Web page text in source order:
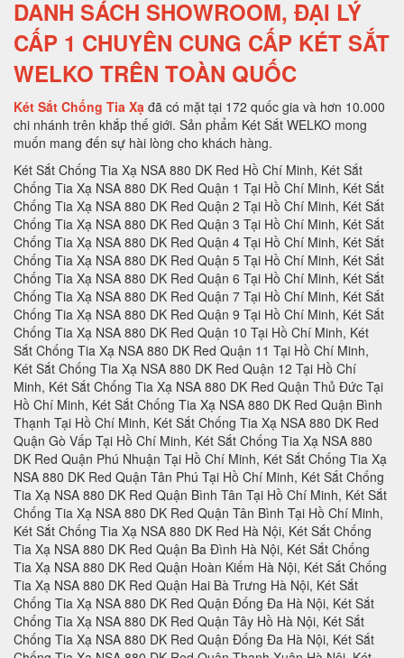
DANH SÁCH SHOWROOM, ĐẠI LÝ
CẤP 1 CHUYÊN CUNG CẤP KÉT SẮT
WELKO TRÊN TOÀN QUỐC
Két Sắt Chống Tia Xạ đã có mặt tại 172 quốc gia và hơn 10.000
chi nhánh trên khắp thế giới. Sản phẩm Két Sắt WELKO mong
muốn mang đến sự hài lòng cho khách hàng.
Két Sắt Chống Tia Xạ NSA 880 DK Red Hồ Chí Minh, Két Sắt Chống Tia Xạ NSA 880 DK Red Quận 1 Tại Hồ Chí Minh, Két Sắt Chống Tia Xạ NSA 880 DK Red Quận 2 Tại Hồ Chí Minh, Két Sắt Chống Tia Xạ NSA 880 DK Red Quận 3 Tại Hồ Chí Minh, Két Sắt Chống Tia Xạ NSA 880 DK Red Quận 4 Tại Hồ Chí Minh, Két Sắt Chống Tia Xạ NSA 880 DK Red Quận 5 Tại Hồ Chí Minh, Két Sắt Chống Tia Xạ NSA 880 DK Red Quận 6 Tại Hồ Chí Minh, Két Sắt Chống Tia Xạ NSA 880 DK Red Quận 7 Tại Hồ Chí Minh, Két Sắt Chống Tia Xạ NSA 880 DK Red Quận 9 Tại Hồ Chí Minh, Két Sắt Chống Tia Xạ NSA 880 DK Red Quận 10 Tại Hồ Chí Minh, Két Sắt Chống Tia Xạ NSA 880 DK Red Quận 11 Tại Hồ Chí Minh, Két Sắt Chống Tia Xạ NSA 880 DK Red Quận 12 Tại Hồ Chí Minh, Két Sắt Chống Tia Xạ NSA 880 DK Red Quận Thủ Đức Tại Hồ Chí Minh, Két Sắt Chống Tia Xạ NSA 880 DK Red Quận Bình Thạnh Tại Hồ Chí Minh, Két Sắt Chống Tia Xạ NSA 880 DK Red Quận Gò Vấp Tại Hồ Chí Minh, Két Sắt Chống Tia Xạ NSA 880 DK Red Quận Phú Nhuận Tại Hồ Chí Minh, Két Sắt Chống Tia Xạ NSA 880 DK Red Quận Tân Phú Tại Hồ Chí Minh, Két Sắt Chống Tia Xạ NSA 880 DK Red Quận Bình Tân Tại Hồ Chí Minh, Két Sắt Chống Tia Xạ NSA 880 DK Red Quận Tân Bình Tại Hồ Chí Minh, Két Sắt Chống Tia Xạ NSA 880 DK Red Hà Nội, Két Sắt Chống Tia Xạ NSA 880 DK Red Quận Ba Đình Hà Nội, Két Sắt Chống Tia Xạ NSA 880 DK Red Quận Hoàn Kiếm Hà Nội, Két Sắt Chống Tia Xạ NSA 880 DK Red Quận Hai Bà Trưng Hà Nội, Két Sắt Chống Tia Xạ NSA 880 DK Red Quận Đống Đa Hà Nội, Két Sắt Chống Tia Xạ NSA 880 DK Red Quận Tây Hồ Hà Nội, Két Sắt Chống Tia Xạ NSA 880 DK Red Quận Đống Đa Hà Nội, Két Sắt Chống Tia Xạ NSA 880 DK Red Quận Thanh Xuân Hà Nội, Két Sắt Chống Tia Xạ NSA 880 DK Red Quận Hoàng Mai Hà Nội, Két Sắt Chống Tia Xạ NSA 880 DK Red Quận Long Biên Hà Nội, Két Sắt Chống Tia Xạ NSA 880 DK Red Quận Đống Đa Hà Nội, Két Sắt Chống Tia Xạ NSA 880 DK Red Huyện Thanh Trì Hà Nội, Két Sắt Chống Tia Xạ NSA 880 DK Red Huyện Gia Lâm Hà Nội, Két Sắt Chống Tia Xạ NSA 880 DK Red Huyện Đông Anh Hà Nội, Két Sắt Chống Tia Xạ NSA 880 DK Red Huyện Sóc Sơn Hà Nội, Két Sắt Chống Tia Xạ NSA 880 DK Red Quận Hà Đông Hà Nội, Két Sắt Chống Tia Xạ NSA 880 DK Red Thị xã Sơn Tây Hà Nội, Két Sắt Chống Tia Xạ NSA 880 DK Red Huyện Ba Vì Hà Nội, Két Sắt Chống Tia Xạ NSA 880 DK Red Huyện Phúc Thọ Hà Nội, Két Sắt Chống Tia Xạ NSA 880 DK Red Huyện Thạch Thất Hà Nội, Két Sắt Chống Tia Xạ NSA 880 DK Red Huyện Quốc Oai Hà Nội, Két Sắt Chống Tia Xạ NSA 880 DK Red Huyện Chương Mỹ Hà Nội, Két Sắt Chống Tia Xạ NSA 880 DK Red Huyện Đan Phượng Hà Nội, Két Sắt Chống Tia Xạ NSA 880 DK Red Huyện Hoài Đức Hà Nội, Két Sắt Chống Tia Xạ NSA 880 DK Red Huyện Thanh Oai Hà Nội, Két Sắt Chống Tia Xạ NSA 880 DK Red Huyện Mỹ Đức Hà Nội, Két Sắt Chống Tia Xạ NSA 880 DK Red Huyện Ứng Hoà Hà Nội, Két Sắt Chống Tia Xạ NSA 880 DK Red Huyện Thường Tín Hà Nội, Két Sắt Chống Tia Xạ NSA 880 DK Red Huyện Phú Xuyên Hà Nội, Két Sắt Chống Tia Xạ NSA 880 DK Red Huyện Mê Linh Hà Nội, Két Sắt Chống Tia Xạ NSA 880 DK Red Quận Nam Từ Liên Hà Nội, Két Sắt Chống Tia Xạ NSA 880 DK Red An Giang, Két Sắt Chống Tia Xạ NSA 880 DK Red Thành phố Long Xuyên Tỉnh An Giang, Két Sắt Chống Tia Xạ NSA 880 DK Red Thành phố Châu Đốc Tỉnh An Giang, Két Sắt Chống Tia Xạ NSA 880 DK Red Huyện An Phú Tỉnh An Giang, Két Sắt Chống Tia Xạ NSA 880 DK Red Thị xã Tân Châu, Két Sắt Chống Tia Xạ NSA 880 DK Red Huyện Phú Tân, Két Sắt Chống Tia Xạ NSA 880 DK Red Huyện Châu Phú, Két Sắt Chống Tia Xạ NSA 880 DK Red Huyện Tịnh Biên, Két Sắt Chống Tia Xạ NSA 880 DK Red Huyện Tri Tôn, Két Sắt Chống Tia Xạ NSA 880 DK Red Huyện Châu Thành Tỉnh An Giang, Két Sắt Chống Tia Xạ NSA 880 DK Red Huyện Chợ Mới Tỉnh An Giang, Két Sắt Chống Tia Xạ NSA 880 DK Red Huyện Thoại Sơn Tỉnh An Giang, Két Sắt Chống Tia Xạ NSA 880 DK Red Vũng Tàu, Két Sắt Chống Tia Xạ NSA 880 DK Red Thành phố Vũng Tàu Tại Bà Rịa - Vũng Tàu, Két Sắt Chống Tia Xạ NSA 880 DK Red Thành phố Bà Rịa Tại Bà Rịa - Vũng Tàu, Két Sắt Chống Tia Xạ NSA 880 DK Red Huyện Châu Đức Tại Bà Rịa - Vũng Tàu, Két Sắt Chống Tia Xạ NSA 880 DK Red Huyện Xuyên Mộc Tại Bà Rịa - Vũng Tàu, Két Sắt Chống Tia Xạ NSA 880 DK Red Huyện Long Điền Tại Bà Rịa - Két Sắt Chống Tia Xạ NSA 880 DK Red Cần Thơ, Két Sắt Chống Tia Xạ NSA 880 DK Red Tại Thành phố Cần Thơ Tỉnh Cần Thơ, Két Sắt Chống Tia Xạ NSA 880 DK Red Tại Quận Ninh Kiều Tỉnh Cần Thơ, Két Sắt Chống Tia Xạ NSA 880 DK Red Tại Quận Ô Môn Tỉnh Cần Thơ, Két Sắt Chống Tia Xạ NSA 880 DK Red Tại Quận Bình Thuỷ Tỉnh Cần Thơ, Két Sắt Chống Tia Xạ NSA 880 DK Red Tại Quận Cái Răng Tỉnh Cần Thơ, Két Sắt Chống Tia Xạ NSA 880 DK Red Tại Quận Thốt Nốt Tỉnh Cần Thơ, Két Sắt Chống Tia Xạ NSA 880 DK Red Tại Huyện Vĩnh Thạnh Tỉnh Cần Thơ, Két Sắt Chống Tia Xạ NSA 880 DK Red Tại Huyện Cờ Đỏ Tỉnh Cần Thơ, Két Sắt Chống Tia Xạ NSA 880 DK Red Tại Huyện Phong Điền Tỉnh Cần Thơ, Két Sắt Chống Tia Xạ NSA 880 DK Red Tại Huyện Thới Lai Tỉnh Cần Thơ, Két Sắt Chống Tia Xạ NSA 880 DK Red Đà Nẵng, Két Sắt Chống Tia Xạ NSA 880 DK Red Tại Thành phố Đà Nẵng Tỉnh Đà Nẵng, Két Sắt Chống Tia Xạ NSA 880 DK Red Tại Quận Liên Chiểu Tỉnh Đà Nẵng, Két Sắt Chống Tia Xạ NSA 880 DK Red Tại Quận Thanh Khê Tỉnh Đà Nẵng, Két Sắt Chống Tia Xạ NSA 880 DK Red Tại Quận Hải Châu Tỉnh Đà Nẵng, Két Sắt Chống Tia Xạ NSA 880 DK Red Tại Quận Sơn Trà Tỉnh Đà Nẵng, Két Sắt Chống Tia Xạ NSA 880 DK Red Tại Quận Ngũ Hành Sơn Tỉnh Đà Nẵng, Két Sắt Chống Tia Xạ NSA 880 DK Red Tại Quận Cẩm Lệ Tỉnh Đà Nẵng, Két Sắt Chống Tia Xạ NSA 880 DK Red TạiHuyện Hòa Vang Tỉnh Đà Nẵng, Két Sắt Chống Tia Xạ NSA 880 DK Red Đắk Lắk, Két Sắt Chống Tia Xạ NSA 880 DK Red Tại Thành phố Buôn Ma Thuột Tỉnh Đắk Lắk, Két Sắt Chống Tia Xạ NSA 880 DK Red Tại Thị xã Buôn Hồ Tỉnh Đắk Lắk, Két Sắt Chống Tia Xạ NSA 880 DK Red Tại Huyện Buôn Đôn Tỉnh Đắk Lắk, Két Sắt Chống Tia Xạ NSA 880 DK Red Tại Huyện Cư Kuin Tỉnh Đắk Lắk, Két Sắt Chống Tia Xạ NSA 880 DK Red Tại Huyện Cư M’gar Tỉnh Đắk Lắk, Két Sắt Chống Tia Xạ NSA 880 DK Red Tại Huyện Ea H’leo Tỉnh Đắk Lắk, Két Sắt Chống Tia Xạ NSA 880 DK Red Tại Huyện Ea Kar Tỉnh Đắk Lắk, Két Sắt Chống Tia Xạ NSA 880 DK Red Tại Huyện Ea Súp Tỉnh Đắk Lắk, Két Sắt Chống Tia Xạ NSA 880 DK Red Tại Huyện Krông Ana Tỉnh Đắk Lắk, Két Sắt Chống Tia Xạ NSA 880 DK Red Tại Huyện Krông Bông Tỉnh Đắk Lắk, Két Sắt Chống Tia Xạ NSA 880 DK Red Tại Huyện Krông Búk Tỉnh Đắk Lắk, Két Sắt Chống Tia Xạ NSA 880 DK Red Tại Huyện Krông Năng Tỉnh Đắk Lắk, Két Sắt Chống Tia Xạ NSA 880 DK Red Tại Huyện Krông Pắk Tỉnh Đắk Lắk, Két Sắt Chống Tia Xạ NSA 880 DK Red Tại Huyện Lắk Tỉnh Đắk Lắk, Két Sắt Chống Tia Xạ NSA 880 DK Red Tại Huyện M’Đrắk Tỉnh Đắk Lắk, Két Sắt Chống Tia Xạ NSA 880 DK Red Đắk Nông, Két Sắt Chống Tia Xạ NSA 880 DK Red Tại Thành phố Gia Nghĩa Tỉnh Đắk Nông, Két Sắt Chống Tia Xạ NSA 880 DK Red Tại Huyện Cư Jút Tỉnh Đắk Nông, Két Sắt Chống Tia Xạ NSA 880 DK Red Tại Huyện Đắk Glong Tỉnh Đắk Nông, Két Sắt Chống Tia Xạ NSA 880 DK Red Tại Huyện Đắk Mil Tỉnh Đắk Nông, Két Sắt Chống Tia Xạ NSA 880 DK Red Tại Huyện Đắk R’lấp Tỉnh Đắk Nông, Két Sắt Chống Tia Xạ NSA 880 DK Red Tại Huyện Đắk Song Tỉnh Đắk Nông, Két Sắt Chống Tia Xạ NSA 880 DK Red Tại Huyện Krông Nô Tỉnh Đắk Nông, Két Sắt Chống Tia Xạ NSA 880 DK Red Tại Huyện Tuy Đức Tỉnh Đắk Nông, Két Sắt Chống Tia Xạ NSA 880 DK Red Đồng Nai, Két Sắt Chống Tia Xạ NSA 880 DK Red Tại Thành phố Biên Hòa Tỉnh Đồng Nai, Két Sắt Chống Tia Xạ NSA 880 DK Red Tại Thành phố Long Khánh Tỉnh Đồng Nai, Két Sắt Chống Tia Xạ NSA 880 DK Red Tại Huyện Cẩm Mỹ Tỉnh Đồng Nai, Két Sắt Chống Tia Xạ NSA 880 DK Red Tại Huyện Định Quán Tỉnh Đồng Nai, Két Sắt Chống Tia Xạ NSA 880 DK Red Tại Huyện Long Thành Tỉnh Đồng Nai, Két Sắt Chống Tia Xạ NSA 880 DK Red Tại Huyện Nhơn Trạch Tỉnh Đồng Nai, Két Sắt Chống Tia Xạ NSA 880 DK Red Tại Huyện Tân Phú Tỉnh Đồng Nai, Két Sắt Chống Tia Xạ NSA 880 DK Red Tại Huyện Thống Nhất Tỉnh Đồng Nai, Két Sắt Chống Tia Xạ NSA 880 DK Red Tại Huyện Trảng Bom Tỉnh Đồng Nai, Két Sắt Chống Tia Xạ NSA 880 DK Red Tại Huyện Vĩnh Cửu Tỉnh Đồng Nai, Két Sắt Chống Tia Xạ NSA 880 DK Red Tại Huyện Xuân Lộc Tỉnh Đồng Nai, Két Sắt Chống Tia Xạ NSA 880 DK Red Biên Hòa, Két Sắt Chống Tia Xạ NSA 880 DK Red Đồng Tháp, Két Sắt Chống Tia Xạ NSA 880 DK Red Tại Thành phố Cao Lãnh Tỉnh Đồng Tháp, Két Sắt Chống Tia Xạ NSA 880 DK Red Tại Thành phố Sa Đéc Tỉnh Đồng Tháp, Két Sắt Chống Tia Xạ NSA 880 DK Red Tại Thị xã Hồng Ngự Tỉnh Đồng Tháp, Két Sắt Chống Tia Xạ NSA 880 DK Red Tại Huyện Cao Lãnh Tỉnh Đồng Tháp, Két Sắt Chống Tia Xạ NSA 880 DK Red Tại Huyện Châu Thành Tỉnh Đồng Tháp, Két Sắt Chống Tia Xạ NSA 880 DK Red Tại Huyện Hồng Ngự Tỉnh Đồng Tháp, Két Sắt Chống Tia Xạ NSA 880 DK Red Tại Huyện Lai Vung Tỉnh Đồng Tháp, Két Sắt Chống Tia Xạ NSA 880 DK Red Tại Huyện Lấp Vò Tỉnh Đồng Tháp, Két Sắt Chống Tia Xạ NSA 880 DK Red Tại Huyện Tam Nông Tỉnh Đồng Tháp, Két Sắt Chống Tia Xạ NSA 880 DK Red Tại Huyện Tân Hồng Tỉnh Đồng Tháp, Két Sắt Chống Tia Xạ NSA 880 DK Red Tại Huyện Thanh Bình Tỉnh Đồng Tháp, Két Sắt Chống Tia Xạ NSA 880 DK Red Tại Huyện Tháp Mười Tỉnh Đồng Tháp, Két Sắt Chống Tia Xạ NSA 880 DK Red Tại Thành phố Điện Biên Phủ Tỉnh Điện Biên, Két Sắt Chống Tia Xạ NSA 880 DK Red Tại Thị xã Mường Lay Tỉnh Điện Biên, Két Sắt Chống Tia Xạ NSA 880 DK Red Tại Huyện Điện Biên Tỉnh Điện Biên, Két Sắt Chống Tia Xạ NSA 880 DK Red Tại Huyện Điện Biên Đông Tỉnh Điện Biên, Két Sắt Chống Tia Xạ NSA 880 DK Red Tại Huyện Mường Ảng Tỉnh Điện Biên, Két Sắt Chống Tia Xạ NSA 880 DK Red Tại Huyện Mường Chà Tỉnh Điện Biên, Két Sắt Chống Tia Xạ NSA 880 DK Red Tại Huyện Mường Nhé Tỉnh Điện Biên, Két Sắt Chống Tia Xạ NSA 880 DK Red Tại Huyện Nậm Pồ Tỉnh Điện Biên, Két Sắt Chống Tia Xạ NSA 880 DK Red Tại Huyện Tủa Chùa Tỉnh Điện Biên, Két Sắt Chống Tia Xạ NSA 880 DK Red Tại Huyện Tuần Giáo Tỉnh Điện Biên, Két Sắt Chống Tia Xạ NSA 880 DK Red Điện Biên, Két Sắt Chống Tia Xạ NSA 880 DK Red Gia Lai, Két Sắt Chống Tia Xạ NSA 880 DK Red Tại Thành phố Pleiku Tỉnh Gia Lai, Két Sắt Chống Tia Xạ NSA 880 DK Red Tại Thị xã An Khê Tỉnh Gia Lai, Két Sắt Chống Tia Xạ NSA 880 DK Red Tại Thị xã Ayun Pa Tỉnh Gia Lai, Két Sắt Chống Tia Xạ NSA 880 DK Red Tại Huyện C